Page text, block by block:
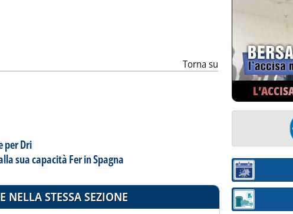
Torna su
per Dri
sua capacità Fer in Spagna
NELLA STESSA SEZIONE
Sezione:
Sezione: